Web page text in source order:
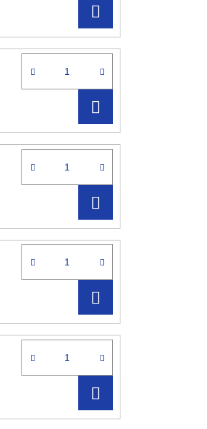
KOŠÍKU
KOŠÍKU
KOŠÍKU
KOŠÍKU
KOŠÍKU